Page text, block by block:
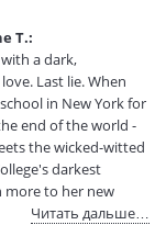
T.:
a dark,
Last lie. When
in New York for
end of the world -
the wicked-witted
darkest
more to her new
Scarlett become
Читать дальше…